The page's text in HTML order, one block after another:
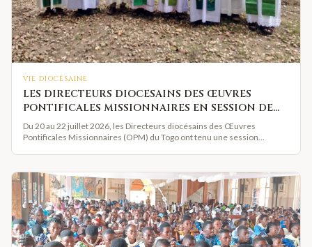
VIE DIOCÉSAINE
LES DIRECTEURS DIOCESAINS DES ŒUVRES
PONTIFICALES MISSIONNAIRES EN SESSION DE
TRAVAIL A SOKODE
Du 20 au 22 juillet 2026, les Directeurs diocésains des Œuvres
Pontificales Missionnaires (OPM) du Togo ont tenu une session
la célébration du centenaire des Journées Missionnaires Mondiales au
Togo.